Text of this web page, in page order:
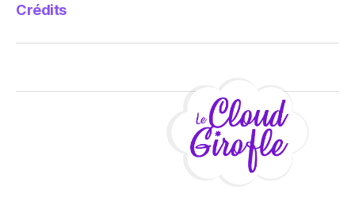
Crédits